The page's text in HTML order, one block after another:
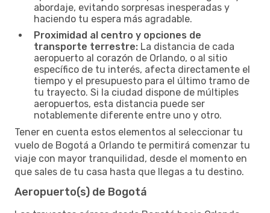
abordaje, evitando sorpresas inesperadas y
haciendo tu espera más agradable.
Proximidad al centro y opciones de
transporte terrestre: La distancia de cada
aeropuerto al corazón de Orlando, o al sitio
específico de tu interés, afecta directamente el
tiempo y el presupuesto para el último tramo de
tu trayecto. Si la ciudad dispone de múltiples
aeropuertos, esta distancia puede ser
notablemente diferente entre uno y otro.
Tener en cuenta estos elementos al seleccionar tu
vuelo de Bogotá a Orlando te permitirá comenzar tu
viaje con mayor tranquilidad, desde el momento en
que sales de tu casa hasta que llegas a tu destino.
Aeropuerto(s) de Bogotá